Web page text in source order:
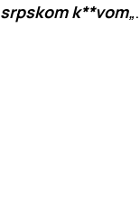
srpskom k**vom„.